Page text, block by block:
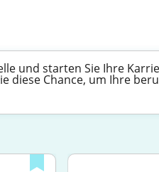
und starten Sie Ihre
diese Chance, um Ihre